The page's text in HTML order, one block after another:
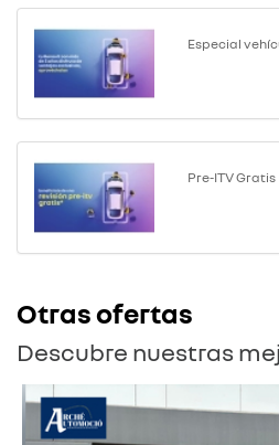
Especial
Pre-ITV Gratis
Otras ofertas
Descubre nuestras